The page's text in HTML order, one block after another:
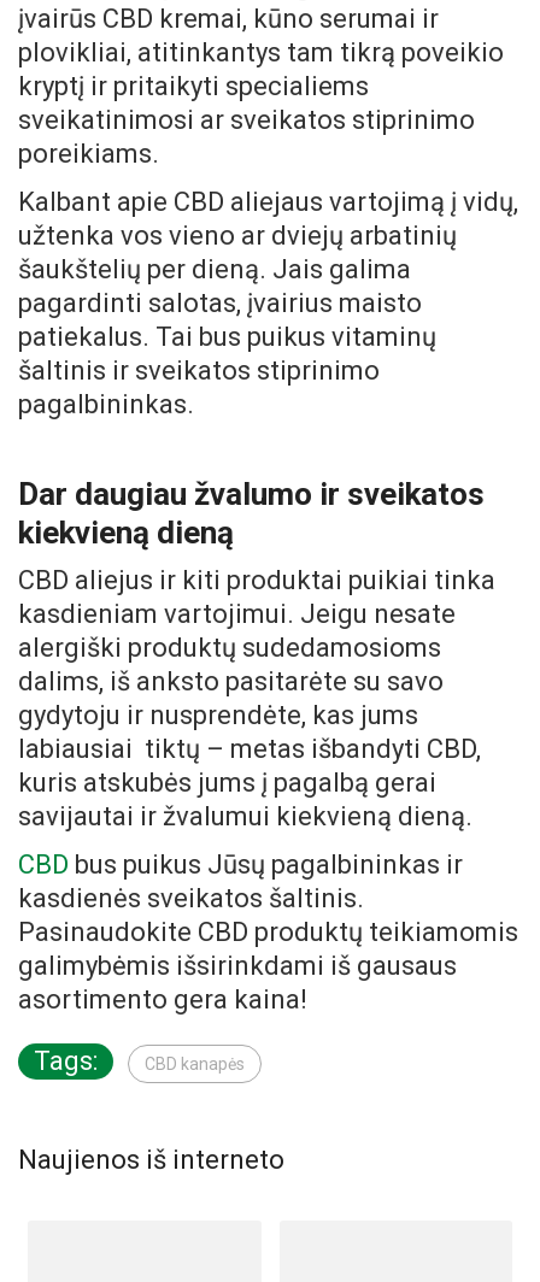
įvairūs CBD kremai, kūno serumai ir
plovikliai, atitinkantys tam tikrą poveikio
kryptį ir pritaikyti specialiems
sveikatinimosi ar sveikatos stiprinimo
poreikiams.
Kalbant apie CBD aliejaus vartojimą į vidų,
užtenka vos vieno ar dviejų arbatinių
šaukštelių per dieną. Jais galima
pagardinti salotas, įvairius maisto
patiekalus. Tai bus puikus vitaminų
šaltinis ir sveikatos stiprinimo
pagalbininkas.
Dar daugiau žvalumo ir sveikatos
kiekvieną dieną
CBD aliejus ir kiti produktai puikiai tinka
kasdieniam vartojimui. Jeigu nesate
alergiški produktų sudedamosioms
dalims, iš anksto pasitarėte su savo
gydytoju ir nusprendėte, kas jums
labiausiai tiktų – metas išbandyti CBD,
kuris atskubės jums į pagalbą gerai
savijautai ir žvalumui kiekvieną dieną.
CBD bus puikus Jūsų pagalbininkas ir
kasdienės sveikatos šaltinis.
Pasinaudokite CBD produktų teikiamomis
galimybėmis išsirinkdami iš gausaus
asortimento gera kaina!
Tags: CBD kanapės
Naujienos iš interneto